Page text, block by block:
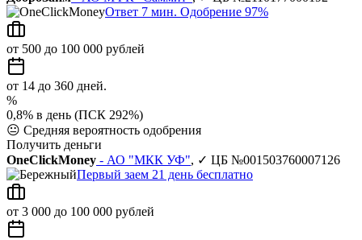
Ответ 7 мин. Одобрение 97%
от 500 до 100 000 рублей
от 14 до 360 дней.
%
0,8% в день (ПСК 292%)
😐 Средняя вероятность одобрения
Получить деньги
OneClickMoney - АО "МКК УФ", ✓ ЦБ №001503760007126
Первый заем 21 день бесплатно
от 3 000 до 100 000 рублей